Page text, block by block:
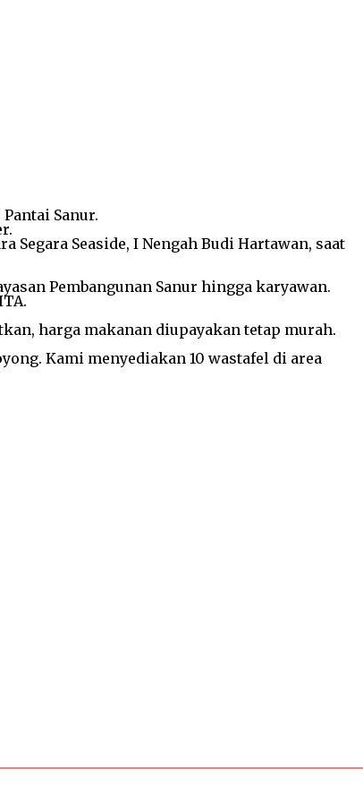
Sanur.
Seaside, I Nengah Budi Hartawan, saat
Pembangunan Sanur hingga karyawan.
harga makanan diupayakan tetap murah.
Kami menyediakan 10 wastafel di area